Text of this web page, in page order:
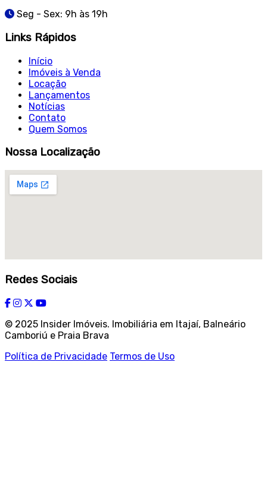
Seg - Sex: 9h às 19h
Links Rápidos
Início
Imóveis à Venda
Locação
Lançamentos
Notícias
Contato
Quem Somos
Nossa Localização
Redes Sociais
© 2025 Insider Imóveis. Imobiliária em Itajaí, Balneário
Camboriú e Praia Brava
Política de Privacidade Termos de Uso